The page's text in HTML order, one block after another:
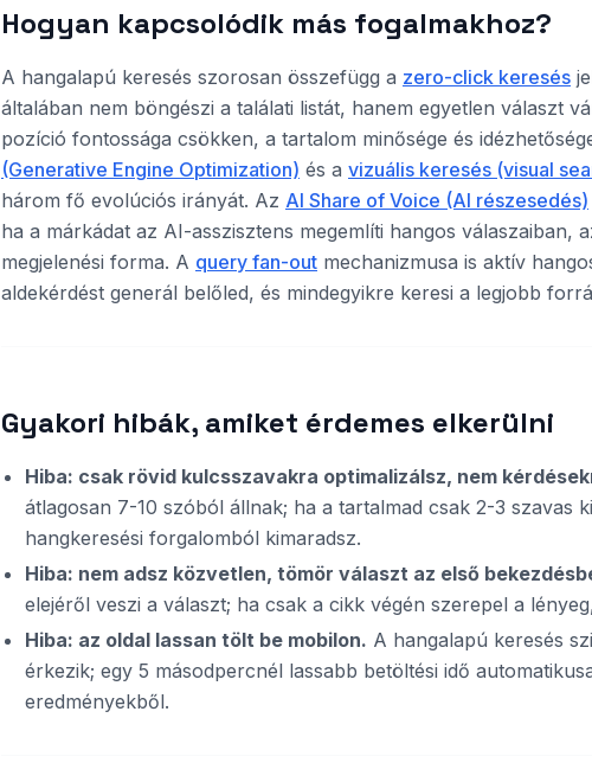
Hogyan kapcsolódik más fogalmakhoz?
A hangalapú keresés szorosan összefügg a zero-click keresés
általában nem böngészi a találati listát, hanem egyetlen választ
pozíció fontossága csökken, a tartalom minősége és
(Generative Engine Optimization) és a vizuális keresés (visual
három fő evolúciós irányát. Az AI Share of Voice (AI részesedés)
ha a márkádat az AI-asszisztens megemlíti hangos válaszaiban,
megjelenési forma. A query fan-out mechanizmusa is aktív
aldekérdést generál belőled, és mindegyikre keresi a legjobb
Gyakori hibák, amiket érdemes elkerülni
Hiba: csak rövid kulcsszavakra optimalizálsz, nem
átlagosan 7-10 szóból állnak; ha a tartalmad csak 2-3 szavas
hangkeresési forgalomból kimaradsz.
Hiba: nem adsz közvetlen, tömör választ az első
elejéről veszi a választ; ha csak a cikk végén szerepel a
Hiba: az oldal lassan tölt be mobilon. A hangalapú keresés
érkezik; egy 5 másodpercnél lassabb betöltési idő
eredményekből.